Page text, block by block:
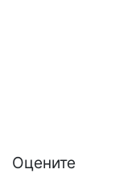
Оцените